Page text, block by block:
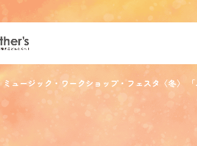
ミュージック・ワークショップ・フェスタ〈冬〉